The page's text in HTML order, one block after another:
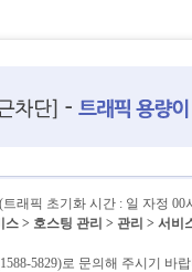
래픽 초기화 시간 : 일 자정 00
> 호스팅 관리 > 관리 > 서
5829)로 문의해 주시기 바